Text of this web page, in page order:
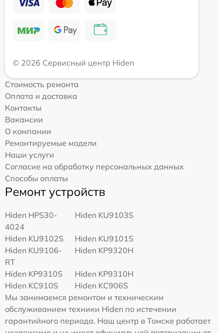
© 2026 Сервисный центр Hiden
Стоимость ремонта
Оплата и доставка
Контакты
Вакансии
О компании
Ремонтируемые модели
Наши услуги
Согласие на обработку персональных данных
Способы оплаты
Ремонт устройств
Hiden HPS30-
4024
Hiden KU9103S
Hiden KU9102S
Hiden KU9101S
Hiden KU9106-
RT
Hiden KP9320H
Hiden KP9310S
Hiden KP9310H
Hiden KC910S
Hiden KC906S
Мы занимаемся ремонтом и техническим
обслуживанием техники Hiden по истечении
гарантийного периода. Наш центр в Томске работает